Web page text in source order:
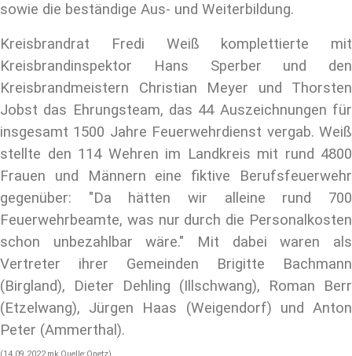
sowie die beständige Aus- und Weiterbildung.
Kreisbrandrat Fredi Weiß komplettierte mit
Kreisbrandinspektor Hans Sperber und den
Kreisbrandmeistern Christian Meyer und Thorsten
Jobst das Ehrungsteam, das 44 Auszeichnungen für
insgesamt 1500 Jahre Feuerwehrdienst vergab. Weiß
stellte den 114 Wehren im Landkreis mit rund 4800
Frauen und Männern eine fiktive Berufsfeuerwehr
gegenüber: "Da hätten wir alleine rund 700
Feuerwehrbeamte, was nur durch die Personalkosten
schon unbezahlbar wäre." Mit dabei waren als
Vertreter ihrer Gemeinden Brigitte Bachmann
(Birgland), Dieter Dehling (Illschwang), Roman Berr
(Etzelwang), Jürgen Haas (Weigendorf) und Anton
Peter (Ammerthal).